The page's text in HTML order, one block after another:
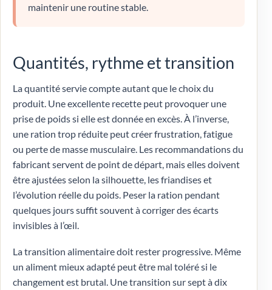
maintenir une routine stable.
Quantités, rythme et transition
La quantité servie compte autant que le choix du
produit. Une excellente recette peut provoquer une
prise de poids si elle est donnée en excès. À l’inverse,
une ration trop réduite peut créer frustration, fatigue
ou perte de masse musculaire. Les recommandations du
fabricant servent de point de départ, mais elles doivent
être ajustées selon la silhouette, les friandises et
l’évolution réelle du poids. Peser la ration pendant
quelques jours suffit souvent à corriger des écarts
invisibles à l’œil.
La transition alimentaire doit rester progressive. Même
un aliment mieux adapté peut être mal toléré si le
changement est brutal. Une transition sur sept à dix